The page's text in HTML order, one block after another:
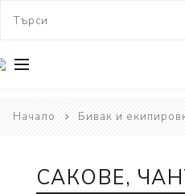
Начало Бивак и
САКОВЕ,